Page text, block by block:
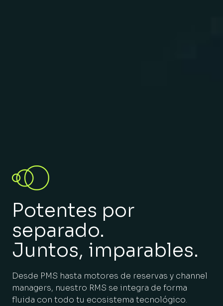
Potentes por
separado.
Juntos, imparables.
Desde PMS hasta motores de reservas y channel
managers, nuestro RMS se integra de forma
fluida con todo tu ecosistema tecnológico.